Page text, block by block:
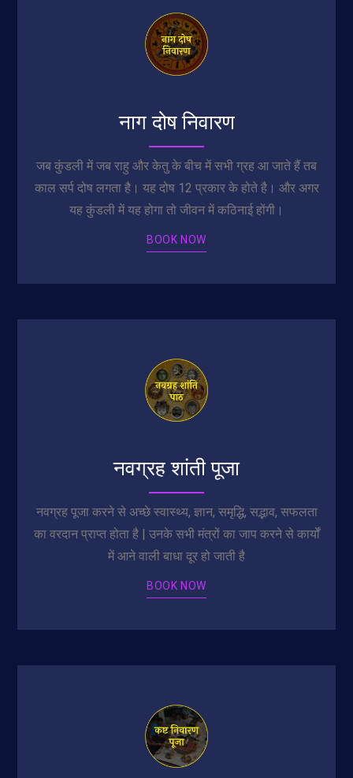
नाग दोष निवारण
जब कुंडली में जब राहु और केतु के बीच में सभी ग्रह आ जाते हैं तब
काल सर्प दोष लगता है। यह दोष 12 प्रकार के होते है। और अगर
यह कुंडली में यह होगा तो जीवन में कठिनाई होंगी।
BOOK NOW
नवग्रह शांती पूजा
नवग्रह पूजा करने से अच्छे स्वास्थ्य, ज्ञान, समृद्धि, सद्भाव, सफलता
का वरदान प्राप्त होता है | उनके सभी मंत्रों का जाप करने से कार्यों
में आने वाली बाधा दूर हो जाती है
BOOK NOW